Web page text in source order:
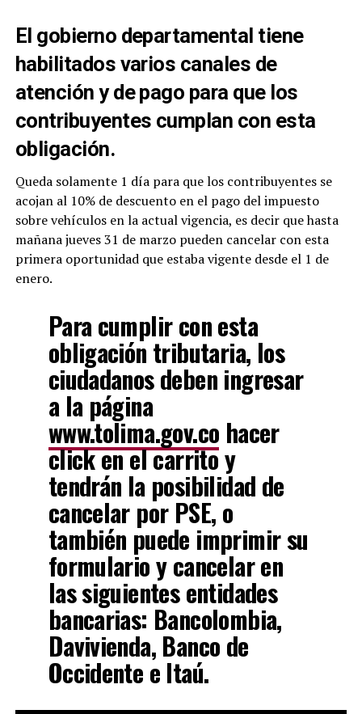
El gobierno departamental tiene
habilitados varios canales de
atención y de pago para que los
contribuyentes cumplan con esta
obligación.
Queda solamente 1 día para que los contribuyentes se
acojan al 10% de descuento en el pago del impuesto
sobre vehículos en la actual vigencia, es decir que hasta
mañana jueves 31 de marzo pueden cancelar con esta
primera oportunidad que estaba vigente desde el 1 de
enero.
Para cumplir con esta
obligación tributaria, los
ciudadanos deben ingresar
a la página
www.tolima.gov.co hacer
click en el carrito y
tendrán la posibilidad de
cancelar por PSE, o
también puede imprimir su
formulario y cancelar en
las siguientes entidades
bancarias: Bancolombia,
Davivienda, Banco de
Occidente e Itaú.